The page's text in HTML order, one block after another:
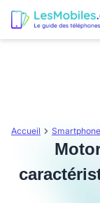
Accueil Smartphone